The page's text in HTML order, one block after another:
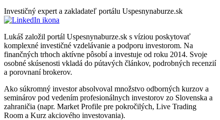
Investičný expert a zakladateľ portálu Uspesnynaburze.sk
Lukáš založil portál Uspesnynaburze.sk s víziou poskytovať
komplexné investičné vzdelávanie a podporu investorom. Na
finančných trhoch aktívne pôsobí a investuje od roku 2014. Svoje
osobné skúsenosti vkladá do pútavých článkov, podrobných recenzií
a porovnaní brokerov.
Ako súkromný investor absolvoval množstvo odborných kurzov a
seminárov pod vedením profesionálnych investorov zo Slovenska a
zahraničia (napr. Market Profile pre pokročilých, Live Trading
Room a Kurz akciového investovania).